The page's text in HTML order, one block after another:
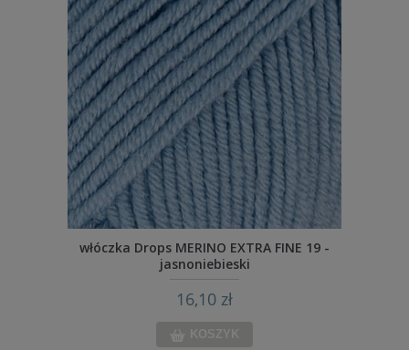
włóczka Drops MERINO EXTRA FINE 19 -
jasnoniebieski
16,10 zł
KOSZYK